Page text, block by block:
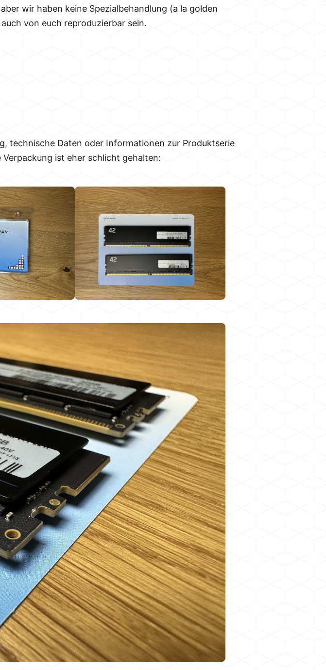
wir haben keine Spezialbehandlung (a la golden
von euch reproduzierbar sein.
technische Daten oder Informationen zur Produktserie
ist eher schlicht gehalten: